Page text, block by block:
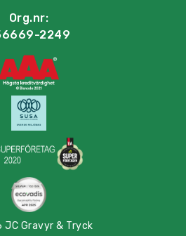
Org.nr:
2249
Gravyr & Tryck